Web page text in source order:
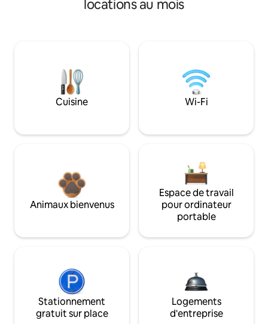
locations au mois
Cuisine Wi-Fi
Animaux bienvenus
Espace de travail
pour ordinateur
portable
Stationnement
gratuit sur place
Logements
d'entreprise